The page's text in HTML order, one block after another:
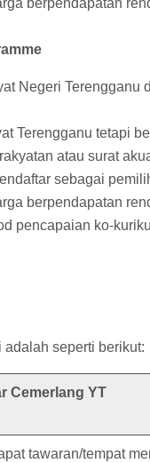
berpendapatan
Negeri
Terengganu tetapi
atau surat
sebagai
berpendapatan
pencapaian ko-
seperti berikut:
Cemerlang YT
tawaran/tempat